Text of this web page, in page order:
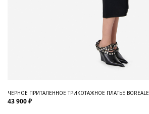
ЧЕРНОЕ ПРИТАЛЕННОЕ ТРИКОТАЖНОЕ ПЛАТЬЕ BOREALE
43 900 ₽